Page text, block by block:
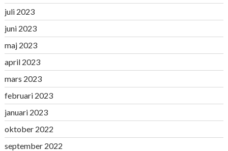
juli 2023
juni 2023
maj 2023
april 2023
mars 2023
februari 2023
januari 2023
oktober 2022
september 2022